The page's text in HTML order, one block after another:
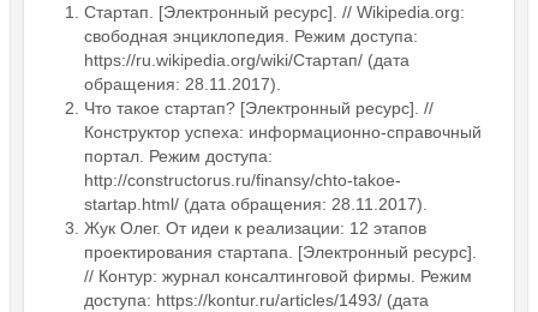
Стартап. [Электронный ресурс]. // Wikipedia.org:
свободная энциклопедия. Режим доступа:
https://ru.wikipedia.org/wiki/Стартап/ (дата
обращения: 28.11.2017).
Что такое стартап? [Электронный ресурс]. //
Конструктор успеха: информационно-справочный
портал. Режим доступа:
http://constructorus.ru/finansy/chto-takoe-
startap.html/ (дата обращения: 28.11.2017).
Жук Олег. От идеи к реализации: 12 этапов
проектирования стартапа. [Электронный ресурс].
// Контур: журнал консалтинговой фирмы. Режим
доступа: https://kontur.ru/articles/1493/ (дата